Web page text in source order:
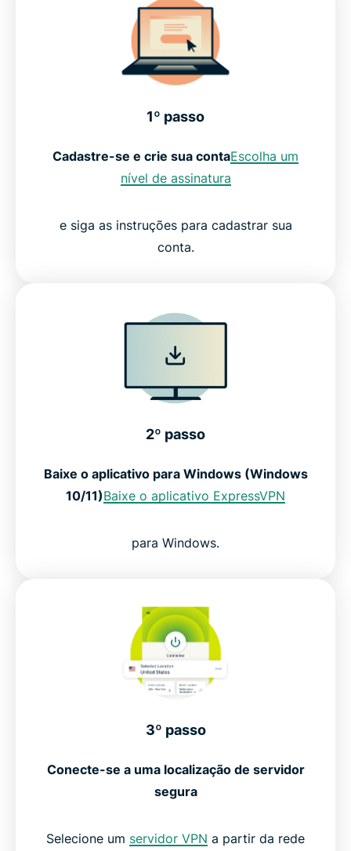
1º passo
Cadastre-se e crie sua contaEscolha um
nível de assinatura
e siga as instruções para cadastrar sua
conta.
2º passo
Baixe o aplicativo para Windows (Windows
10/11)Baixe o aplicativo ExpressVPN
para Windows.
3º passo
Conecte-se a uma localização de servidor
segura
Selecione um servidor VPN a partir da rede